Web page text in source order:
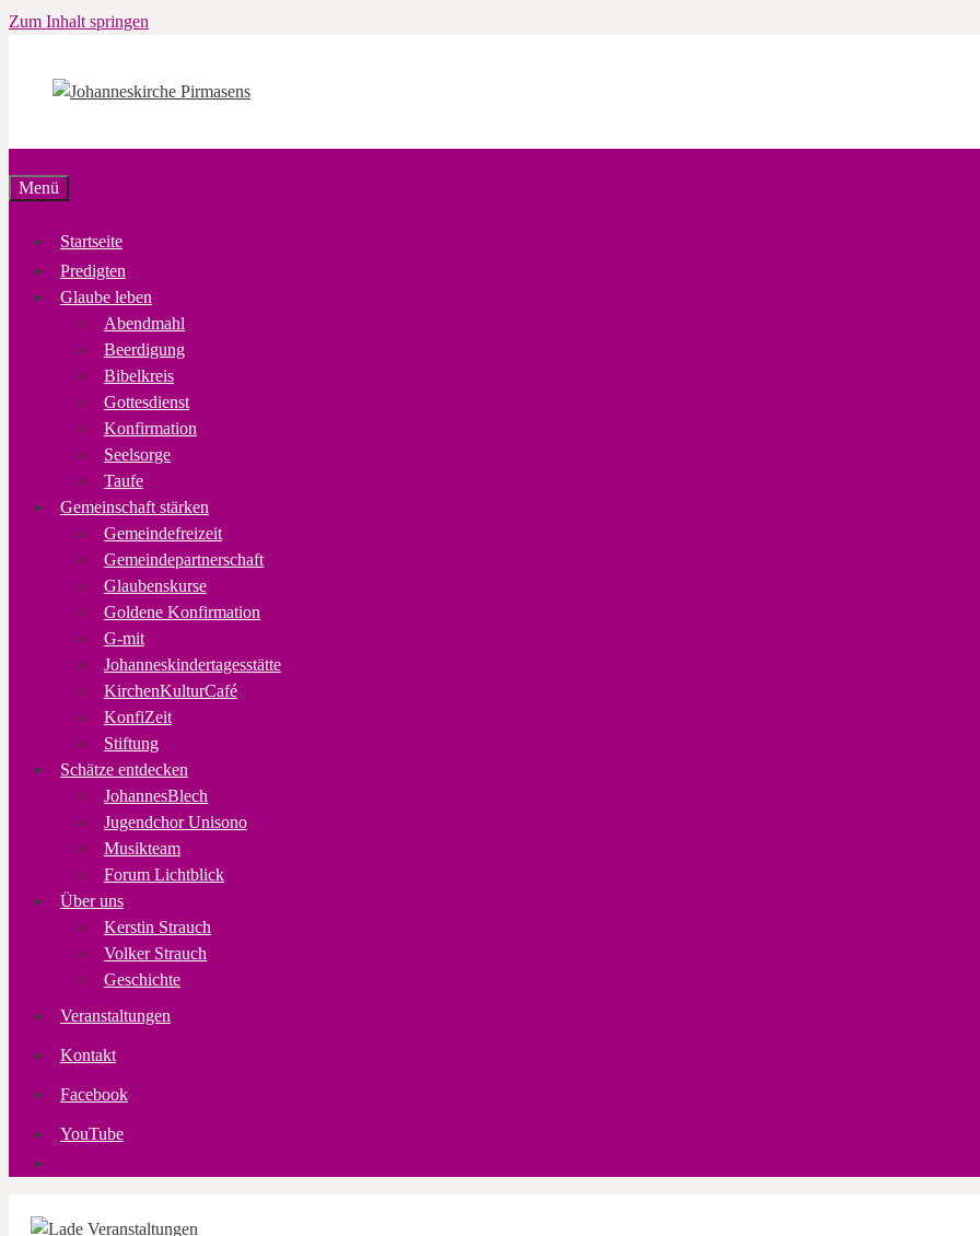
Zum Inhalt springen
Menü
Startseite
Predigten
Glaube leben
Abendmahl
Beerdigung
Bibelkreis
Gottesdienst
Konfirmation
Seelsorge
Taufe
Gemeinschaft stärken
Gemeindefreizeit
Gemeindepartnerschaft
Glaubenskurse
Goldene Konfirmation
G-mit
Johanneskindertagesstätte
KirchenKulturCafé
KonfiZeit
Stiftung
Schätze entdecken
JohannesBlech
Jugendchor Unisono
Musikteam
Forum Lichtblick
Über uns
Kerstin Strauch
Volker Strauch
Geschichte
Veranstaltungen
Kontakt
Facebook
YouTube